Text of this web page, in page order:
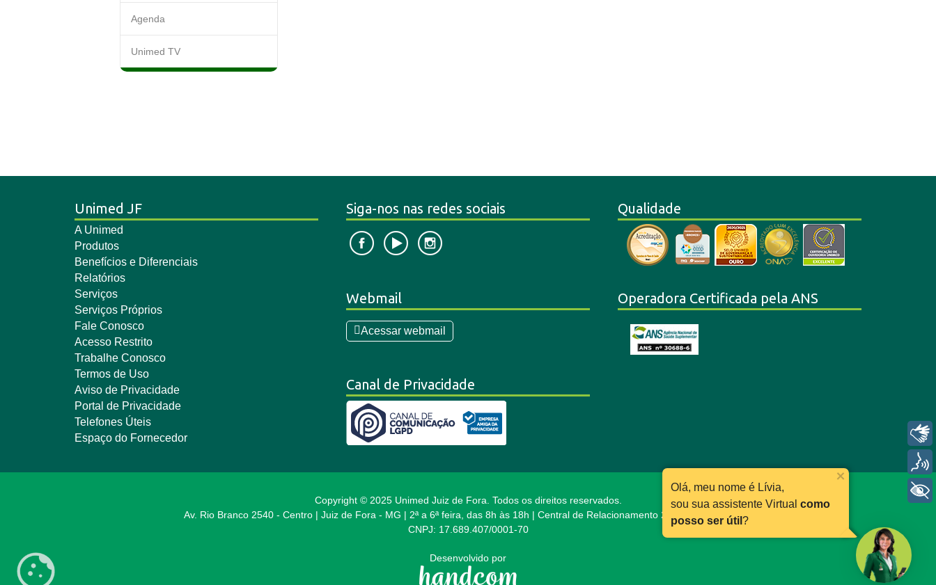
Agenda
Unimed TV
Unimed JF
A Unimed
Produtos
Benefícios e Diferenciais
Relatórios
Serviços
Serviços Próprios
Fale Conosco
Acesso Restrito
Trabalhe Conosco
Termos de Uso
Aviso de Privacidade
Portal de Privacidade
Telefones Úteis
Espaço do Fornecedor
Siga-nos nas redes sociais
Webmail
Acessar webmail
Canal de Privacidade
Qualidade
Operadora Certificada pela ANS
Copyright © 2025 Unimed Juiz de Fora. Todos os direitos reservados.
Av. Rio Branco 2540 - Centro | Juiz de Fora - MG | 2ª a 6ª feira, das 8h às 18h | Central de Relacionamento 24h:
0800 030 11 66
CNPJ: 17.689.407/0001-70
Desenvolvido por
Olá, meu nome é Lívia,
sou sua assistente Virtual como
posso ser útil ?